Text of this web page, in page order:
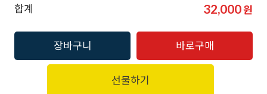
합계 32,000원
장바구니 바로구매
선물하기